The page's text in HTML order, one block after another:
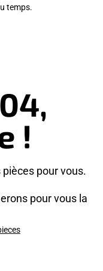
temps.
!
pour vous.
pour vous la